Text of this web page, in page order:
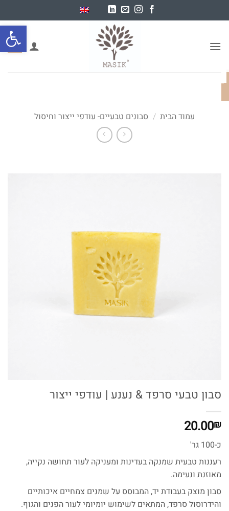
פתח
to
0
עמוד הבית / סבונים טבעיים- עודפי ייצור וחיסול
סבון טבעי סרפד & נענע | עודפי ייצור
20.00₪
כ-100 גר'
רעננות טבעית שמנקה בעדינות ומעניקה לעור תחושה נקייה,
מאוזנת ונעימה.
סבון מוצק בעבודת יד, המבוסס על שמנים צמחיים איכותיים
והידרוסול סרפד, המתאים לשימוש יומיומי לעור הפנים והגוף.